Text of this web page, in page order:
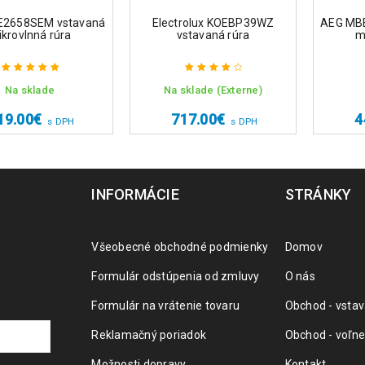
vstavaná
rúra
Hodnotenie
Na sklade
€ s DPH
Electrolux KOEBP39WZ
vstavaná rúra
Hodnotenie
Na sklade (Externe)
717.00€ s DPH
AEG
INFORMÁCIE
Všeobecné obchodné podmienky
Formulár odstúpenia od zmluvy
Formulár na vrátenie tovaru
Reklamačný poriadok
STRÁNKY
Domov
O nás
Obchod -
Obchod -